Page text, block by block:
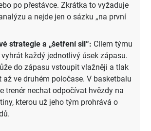
po přestávce. Zkrátka to vyžaduje
a nejde jen o sázku „na první
strategie a „šetření sil“: Cílem týmu
každý jednotlivý úsek zápasu.
do zápasu vstoupit vlažněji a tlak
až ve druhém poločase. V basketbalu
trenér nechat odpočívat hvězdy na
kterou už jeho tým prohrává o